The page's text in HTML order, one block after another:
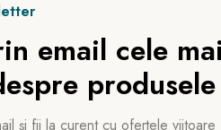
email cele
și fii la curent cu ofertele viitoare